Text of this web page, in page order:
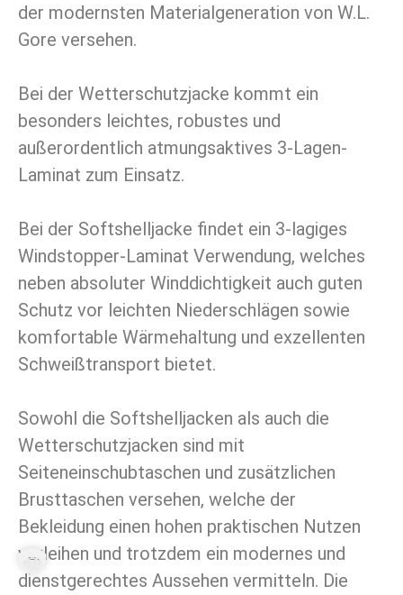
der modernsten Materialgeneration von W.L.
Gore versehen.
Bei der Wetterschutzjacke kommt ein
besonders leichtes, robustes und
außerordentlich atmungsaktives 3-Lagen-
Laminat zum Einsatz.
Bei der Softshelljacke findet ein 3-lagiges
Windstopper-Laminat Verwendung, welches
neben absoluter Winddichtigkeit auch guten
Schutz vor leichten Niederschlägen sowie
komfortable Wärmehaltung und exzellenten
Schweißtransport bietet.
Sowohl die Softshelljacken als auch die
Wetterschutzjacken sind mit
Seiteneinschubtaschen und zusätzlichen
Brusttaschen versehen, welche der
Bekleidung einen hohen praktischen Nutzen
verleihen und trotzdem ein modernes und
dienstgerechtes Aussehen vermitteln. Die